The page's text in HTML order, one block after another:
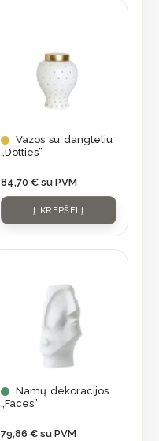
Vazos su dangteliu
„Dotties”
84,70 € su PVM
Į KREPŠELĮ
Namų dekoracijos
„Faces”
79,86 € su PVM